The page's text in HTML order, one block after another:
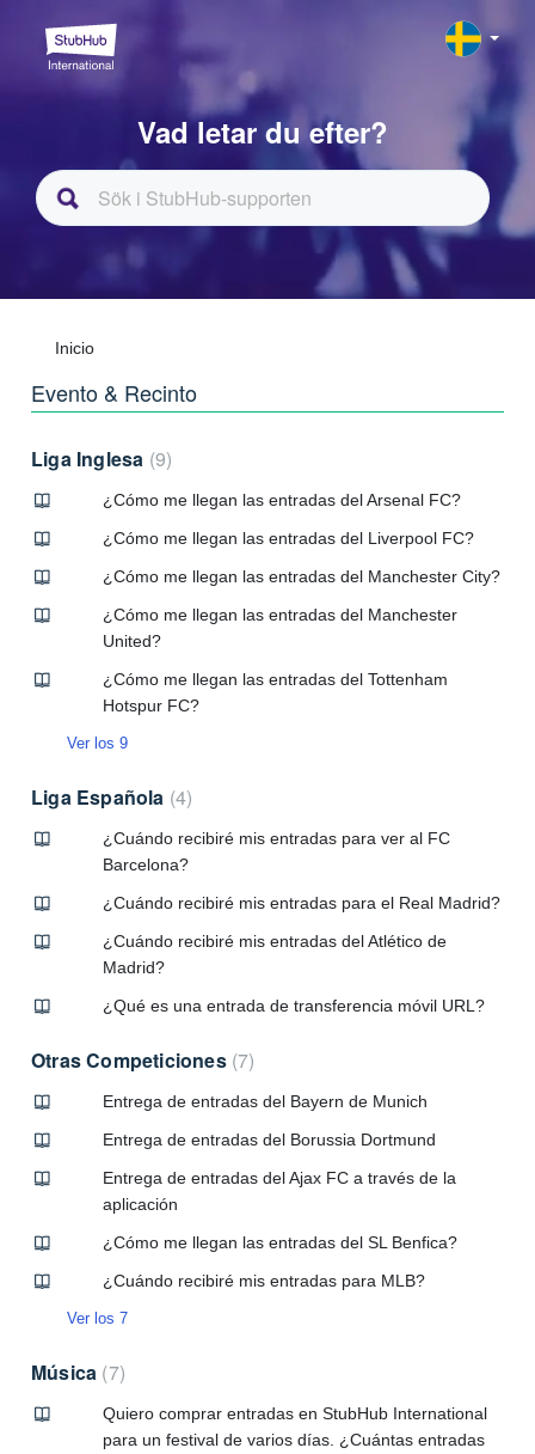
Vad letar du efter?
Inicio
Evento & Recinto
Liga Inglesa 9
¿Cómo me llegan las entradas del Arsenal FC?
¿Cómo me llegan las entradas del Liverpool FC?
¿Cómo me llegan las entradas del Manchester City?
¿Cómo me llegan las entradas del Manchester
United?
¿Cómo me llegan las entradas del Tottenham
Hotspur FC?
Ver los 9
Liga Española 4
¿Cuándo recibiré mis entradas para ver al FC
Barcelona?
¿Cuándo recibiré mis entradas para el Real Madrid?
¿Cuándo recibiré mis entradas del Atlético de
Madrid?
¿Qué es una entrada de transferencia móvil URL?
Otras Competiciones 7
Entrega de entradas del Bayern de Munich
Entrega de entradas del Borussia Dortmund
Entrega de entradas del Ajax FC a través de la
aplicación
¿Cómo me llegan las entradas del SL Benfica?
¿Cuándo recibiré mis entradas para MLB?
Ver los 7
Música 7
Quiero comprar entradas en StubHub International
para un festival de varios días. ¿Cuántas entradas